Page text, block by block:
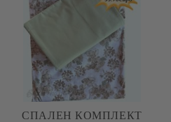
СПАЛЕН КОМПЛЕКТ